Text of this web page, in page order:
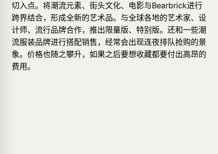
切入点。将潮流元素、街头文化、电影与Bearbrick进行
跨界结合，形成全新的艺术品。与全球各地的艺术家、设
计师、流行品牌合作，推出限量版、特别版。还和一些潮
流服装品牌进行搭配销售，经常会出现连夜排队抢购的景
象。价格也随之攀升，如果之后要想收藏都要付出高昂的
费用。